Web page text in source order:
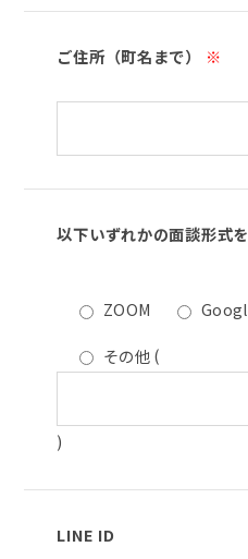
ご住所（町名まで） ※
以下いずれかの面談形式
ZOOM
その他(
)
LINE ID